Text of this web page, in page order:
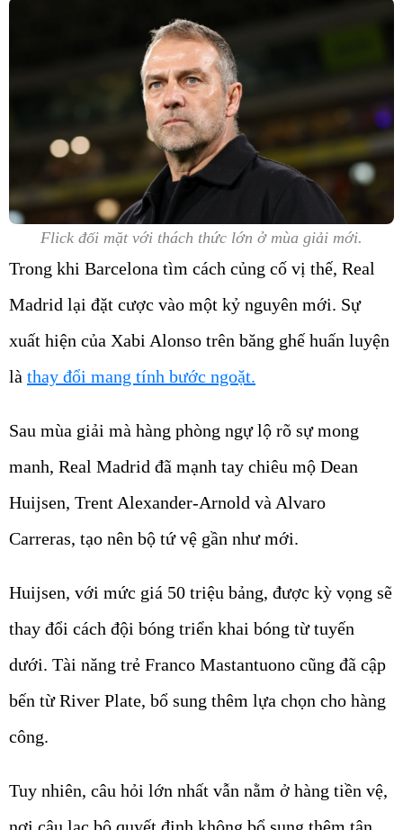
Flick đối mặt với thách thức lớn ở mùa giải mới.
Trong khi Barcelona tìm cách củng cố vị thế, Real
Madrid lại đặt cược vào một kỷ nguyên mới. Sự
xuất hiện của Xabi Alonso trên băng ghế huấn luyện
là thay đổi mang tính bước ngoặt.
Sau mùa giải mà hàng phòng ngự lộ rõ sự mong
manh, Real Madrid đã mạnh tay chiêu mộ Dean
Huijsen, Trent Alexander-Arnold và Alvaro
Carreras, tạo nên bộ tứ vệ gần như mới.
Huijsen, với mức giá 50 triệu bảng, được kỳ vọng sẽ
thay đổi cách đội bóng triển khai bóng từ tuyến
dưới. Tài năng trẻ Franco Mastantuono cũng đã cập
bến từ River Plate, bổ sung thêm lựa chọn cho hàng
công.
Tuy nhiên, câu hỏi lớn nhất vẫn nằm ở hàng tiền vệ,